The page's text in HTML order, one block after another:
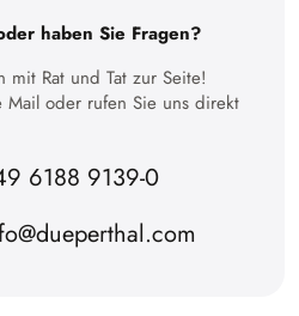
haben Sie Fragen?
Rat und Tat zur Seite!
Mail oder rufen Sie uns direkt
6188 9139-0